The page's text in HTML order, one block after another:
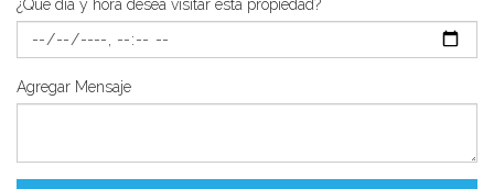
¿Qué día y hora desea visitar esta propiedad?
Agregar Mensaje